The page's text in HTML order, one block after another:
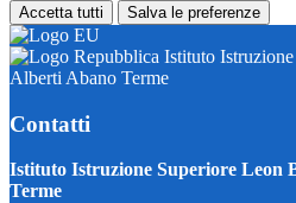
Accetta tutti Salva le preferenze
Istituto
Alberti Abano Terme
Contatti
Istituto Istruzione Superiore Leon
Terme